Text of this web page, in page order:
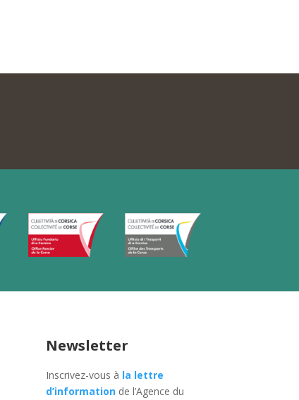
Newsletter
Inscrivez-vous à la lettre
d’information de l’Agence du